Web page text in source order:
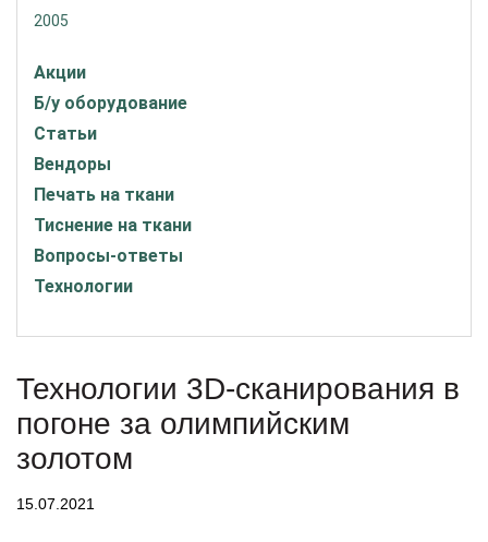
2005
Акции
Б/у оборудование
Статьи
Вендоры
Печать на ткани
Тиснение на ткани
Вопросы-ответы
Технологии
Технологии 3D-сканирования в
погоне за олимпийским
золотом
15.07.2021